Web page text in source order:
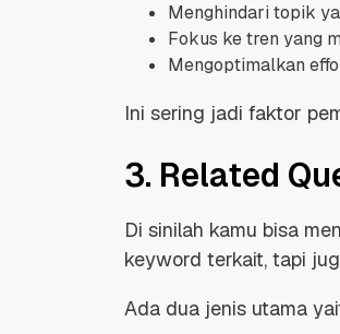
Menghindari topik
Fokus ke tren yang
Mengoptimalkan
Ini sering jadi faktor
3. Related
Di sinilah kamu bisa
keyword terkait, tapi
Ada dua jenis utama